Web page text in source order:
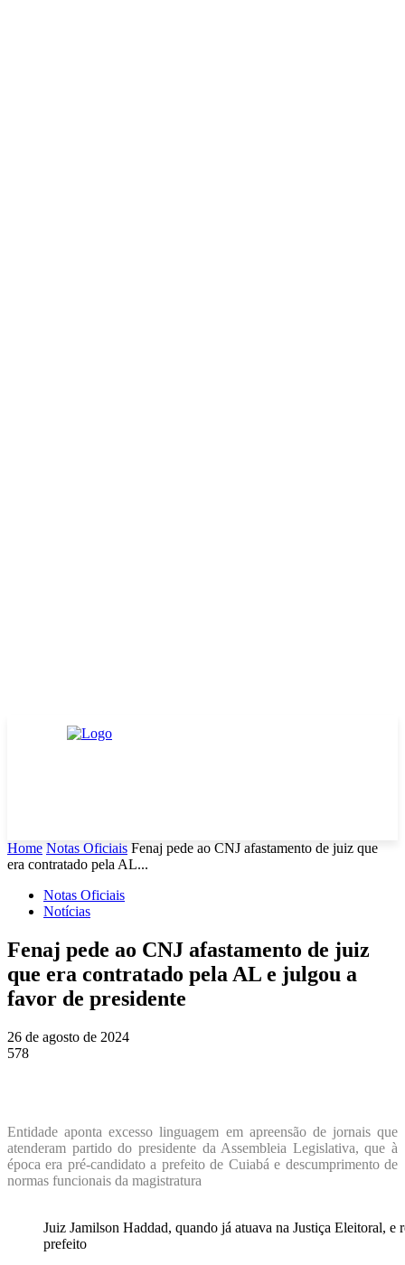
Home Notas Oficiais Fenaj pede ao CNJ afastamento de juiz que
era contratado pela AL...
Notas Oficiais
Notícias
Fenaj pede ao CNJ afastamento de juiz
que era contratado pela AL e julgou a
favor de presidente
26 de agosto de 2024
578
Entidade aponta excesso linguagem em apreensão de jornais que
atenderam partido do presidente da Assembleia Legislativa, que à
época era pré-candidato a prefeito de Cuiabá e descumprimento de
normas funcionais da magistratura
Juiz Jamilson Haddad, quando já atuava na Justiça Eleitoral,
prefeito